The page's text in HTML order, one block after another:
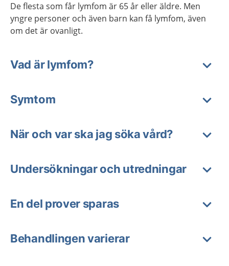
De flesta som får lymfom är 65 år eller äldre. Men
yngre personer och även barn kan få lymfom, även
om det är ovanligt.
Vad är lymfom?
Symtom
När och var ska jag söka vård?
Undersökningar och utredningar
En del prover sparas
Behandlingen varierar